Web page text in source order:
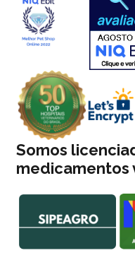
Somos
medicamentos